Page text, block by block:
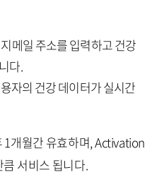
메일 주소를 입력하고 건강
다.
의 건강 데이터가 실시간
개월간 유효하며, Activation
서비스 됩니다.